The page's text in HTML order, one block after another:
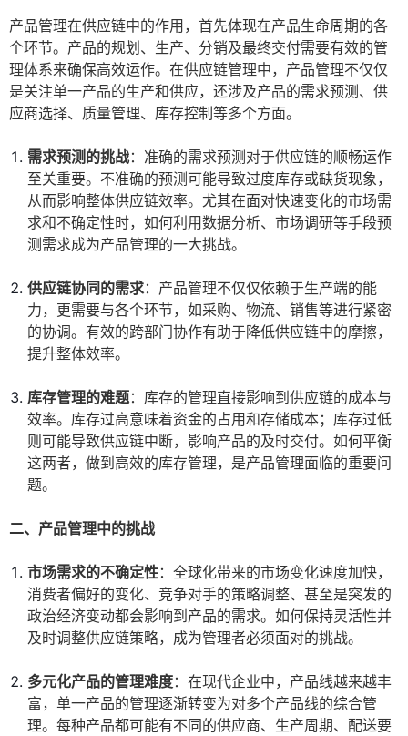
产品管理在供应链中的作用，首先体现在产品生命周期的各
个环节。产品的规划、生产、分销及最终交付需要有效的管
理体系来确保高效运作。在供应链管理中，产品管理不仅仅
是关注单一产品的生产和供应，还涉及产品的需求预测、供
应商选择、质量管理、库存控制等多个方面。
需求预测的挑战：准确的需求预测对于供应链的顺畅运作
至关重要。不准确的预测可能导致过度库存或缺货现象，
从而影响整体供应链效率。尤其在面对快速变化的市场需
求和不确定性时，如何利用数据分析、市场调研等手段预
测需求成为产品管理的一大挑战。
供应链协同的需求：产品管理不仅仅依赖于生产端的能
力，更需要与各个环节，如采购、物流、销售等进行紧密
的协调。有效的跨部门协作有助于降低供应链中的摩擦，
提升整体效率。
库存管理的难题：库存的管理直接影响到供应链的成本与
效率。库存过高意味着资金的占用和存储成本；库存过低
则可能导致供应链中断，影响产品的及时交付。如何平衡
这两者，做到高效的库存管理，是产品管理面临的重要问
题。
二、产品管理中的挑战
市场需求的不确定性：全球化带来的市场变化速度加快，
消费者偏好的变化、竞争对手的策略调整、甚至是突发的
政治经济变动都会影响到产品的需求。如何保持灵活性并
及时调整供应链策略，成为管理者必须面对的挑战。
多元化产品的管理难度：在现代企业中，产品线越来越丰
富，单一产品的管理逐渐转变为对多个产品线的综合管
理。每种产品都可能有不同的供应商、生产周期、配送要